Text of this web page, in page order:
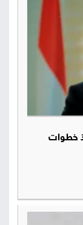
البحث
خطوات